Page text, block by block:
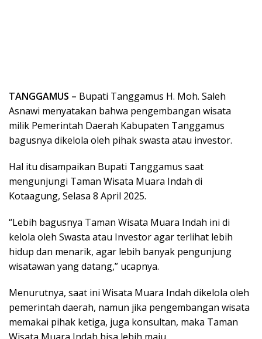
TANGGAMUS – Bupati Tanggamus H. Moh. Saleh
Asnawi menyatakan bahwa pengembangan wisata
milik Pemerintah Daerah Kabupaten Tanggamus
bagusnya dikelola oleh pihak swasta atau investor.
Hal itu disampaikan Bupati Tanggamus saat
mengunjungi Taman Wisata Muara Indah di
Kotaagung, Selasa 8 April 2025.
“Lebih bagusnya Taman Wisata Muara Indah ini di
kelola oleh Swasta atau Investor agar terlihat lebih
hidup dan menarik, agar lebih banyak pengunjung
wisatawan yang datang,” ucapnya.
Menurutnya, saat ini Wisata Muara Indah dikelola oleh
pemerintah daerah, namun jika pengembangan wisata
memakai pihak ketiga, juga konsultan, maka Taman